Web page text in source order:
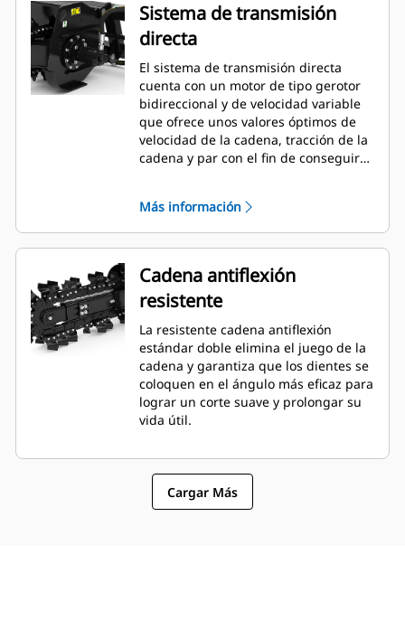
Sistema de transmisión
directa
El sistema de transmisión directa
cuenta con un motor de tipo gerotor
bidireccional y de velocidad variable
que ofrece unos valores óptimos de
velocidad de la cadena, tracción de la
cadena y par con el fin de conseguir el
tipos de suelo.
Más información
Cadena antiflexión
resistente
La resistente cadena antiflexión
estándar doble elimina el juego de la
cadena y garantiza que los dientes se
coloquen en el ángulo más eficaz para
lograr un corte suave y prolongar su
vida útil.
Cargar Más